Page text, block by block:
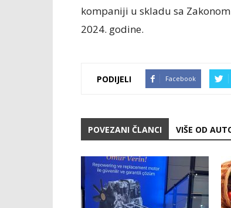
kompaniji u skladu sa
2024. godine.
PODIJELI Facebook
POVEZANI ČLANCI VIŠE OD